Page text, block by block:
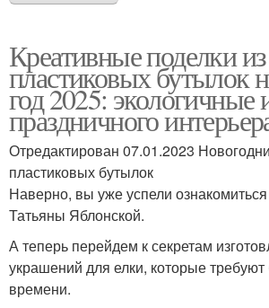
Креативные поделки из
пластиковых бутылок
год 2025: экологичные
праздничного
Отредактирован 07.01.2023
пластиковых бутылок
Наверно, вы уже успели
Татьяны Яблонской.
А теперь перейдем к секретам
украшений для елки, которые
времени.